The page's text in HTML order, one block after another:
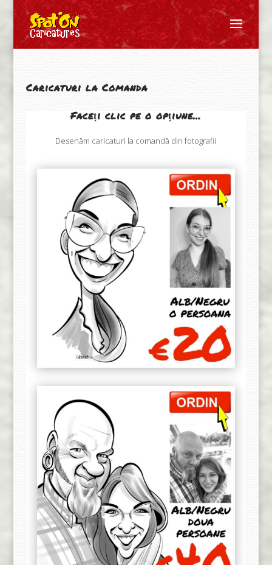
Caricaturi la Comanda
Faceți clic pe o opțiune…
Desenăm caricaturi la comandă din fotografii